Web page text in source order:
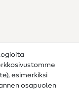
esimerkiksi
osapuolen